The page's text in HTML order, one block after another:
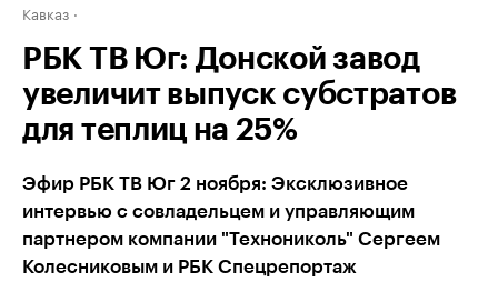
Кавказ
РБК ТВ Юг: Донской завод
увеличит выпуск субстратов
для теплиц на 25%
Эфир РБК ТВ Юг 2 ноября: Эксклюзивное
интервью с совладельцем и управляющим
партнером компании "Технониколь" Сергеем
Колесниковым и РБК Спецрепортаж